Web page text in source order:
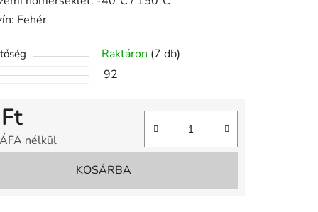
Fehér
Raktáron (7 db)
92
nélkül
KOSÁRBA